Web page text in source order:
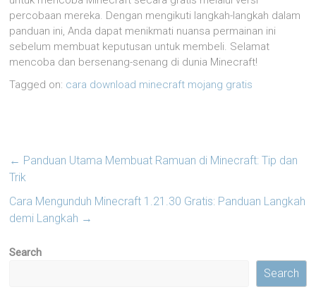
percobaan mereka. Dengan mengikuti langkah-langkah dalam
panduan ini, Anda dapat menikmati nuansa permainan ini
sebelum membuat keputusan untuk membeli. Selamat
mencoba dan bersenang-senang di dunia Minecraft!
Tagged on: cara download minecraft mojang gratis
← Panduan Utama Membuat Ramuan di Minecraft: Tip dan
Trik
Cara Mengunduh Minecraft 1.21.30 Gratis: Panduan Langkah
demi Langkah →
Search
Search